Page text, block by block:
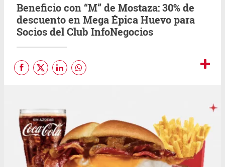
Beneficio con “M” de Mostaza: 30% de
descuento en Mega Épica Huevo para
Socios del Club InfoNegocios